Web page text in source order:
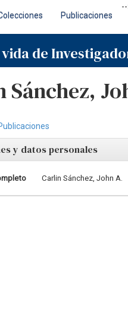
Publicaciones
de
Sánchez,
y datos personales
Carlin Sánchez, John A.